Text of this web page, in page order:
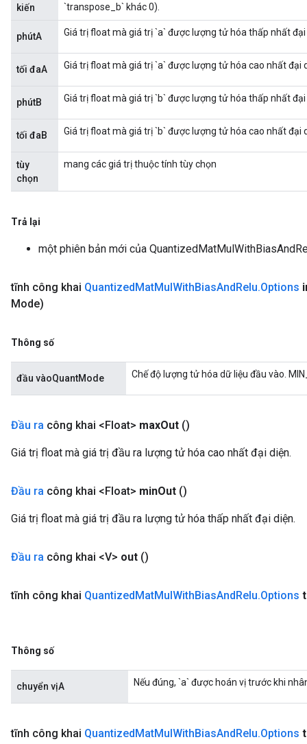
kiến
`transpose_b` khác 0).
phútA Giá trị float mà giá trị `a` được lượng tử hóa thấp nhất đại
tối đaA Giá trị float mà giá trị `a` được lượng tử hóa cao nhất đại
phútB Giá trị float mà giá trị `b` được lượng tử hóa thấp nhất đại
tối đaB Giá trị float mà giá trị `b` được lượng tử hóa cao nhất đại
tùy
chọn
mang các giá trị thuộc tính tùy chọn
Trả lại
một phiên bản mới của
tĩnh công khai QuantizedMatMulWithBiasAndRelu.Options
Mode)
Thông số
đầu vàoQuantMode Chế độ lượng tử hóa dữ liệu đầu vào.
Đầu ra công khai <Float> maxOut ()
Giá trị float mà giá trị đầu ra lượng tử hóa cao nhất đại diện.
Đầu ra công khai <Float> minOut ()
Giá trị float mà giá trị đầu ra lượng tử hóa thấp nhất đại diện.
Đầu ra công khai <V> out ()
tĩnh công khai QuantizedMatMulWithBiasAndRelu.Options
Thông số
chuyển vịA Nếu đúng, `a` được hoán vị trước khi
tĩnh công khai QuantizedMatMulWithBiasAndRelu.Options